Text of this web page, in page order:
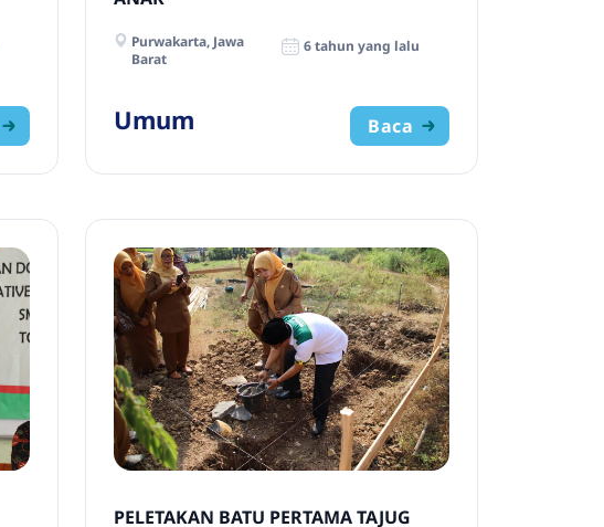
Purwakarta, Jawa
Barat
6 tahun yang lalu
Umum Baca
PELETAKAN BATU PERTAMA TAJUG